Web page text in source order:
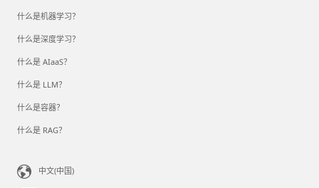
什么是机器学习？
什么是深度学习？
什么是 AIaaS？
什么是 LLM？
什么是容器？
什么是 RAG？
中文(中国)